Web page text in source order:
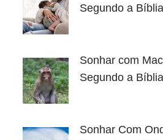
Segundo a Bíblia
Sonhar com
Segundo a Bíblia
Sonhar Com